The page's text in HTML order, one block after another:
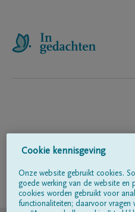
Volg ons op
Cookie kennisgeving
Onze website gebruikt cookies.
goede werking van de website en
cookies worden gebruikt voor
functionaliteiten; daarvoor